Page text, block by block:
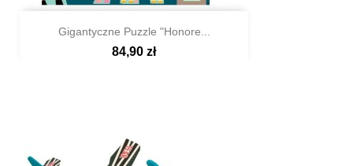
Szybki podgląd
Gigantyczne Puzzle "Honore...
84,90 zł